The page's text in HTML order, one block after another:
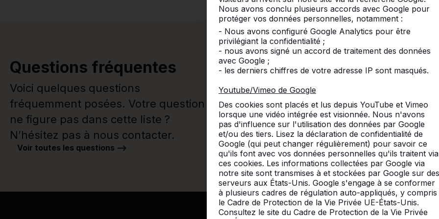
Nous avons conclu plusieurs accords avec Google pour
protéger vos données personnelles, notamment :
- Nous avons configuré Google Analytics pour être
privilégiant la confidentialité ;
- nous avons signé un accord de traitement des données
avec Google ;
- les derniers chiffres de votre adresse IP sont masqués.
Youtube/Vimeo de Google
Des cookies sont placés et lus depuis YouTube et Vimeo
lorsque une vidéo intégrée est visionnée. Nous n'avons
pas d'influence sur l'utilisation des données par Google
et/ou des tiers. Lisez la déclaration de confidentialité de
Google (qui peut changer régulièrement) pour savoir ce
qu'ils font avec vos données personnelles qu'ils traitent via
ces cookies. Les informations collectées par Google via
notre site sont transmises à et stockées par Google sur des
serveurs aux États-Unis. Google s'engage à se conformer
à plusieurs cadres de régulation auto-appliqués, y compris
le Cadre de Protection de la Vie Privée UE-États-Unis.
Consultez le site du Cadre de Protection de la Vie Privée
Questions fréquentes
Voici quelques questions
fréquemment posées. Votre question
ne figure pas dans cette liste ?
N’hésitez pas à nous contacter.
Voir toutes les questions -->
Comment commander des raquettes
Quel est le délai de livraison des